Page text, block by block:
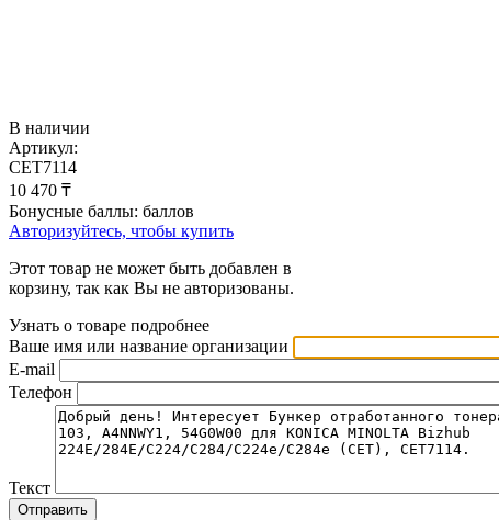
В наличии
Артикул:
CET7114
10 470 ₸
Бонусные баллы: баллов
Авторизуйтесь, чтобы купить
Этот товар не может быть добавлен в
корзину, так как Вы не авторизованы.
Узнать о товаре подробнее
Ваше имя или название организации
E-mail
Телефон
Текст
Отправить